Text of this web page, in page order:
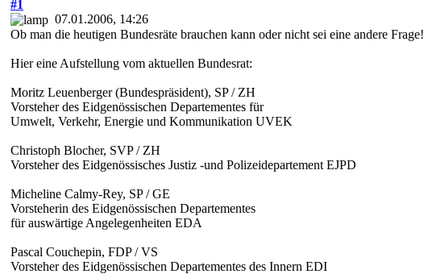
#1
07.01.2006, 14:26
Ob man die heutigen Bundesräte brauchen kann oder nicht sei eine andere Frage!
Hier eine Aufstellung vom aktuellen Bundesrat:
Moritz Leuenberger (Bundespräsident), SP / ZH
Vorsteher des Eidgenössischen Departementes für
Umwelt, Verkehr, Energie und Kommunikation UVEK
Christoph Blocher, SVP / ZH
Vorsteher des Eidgenössisches Justiz -und Polizeidepartement EJPD
Micheline Calmy-Rey, SP / GE
Vorsteherin des Eidgenössischen Departementes
für auswärtige Angelegenheiten EDA
Pascal Couchepin, FDP / VS
Vorsteher des Eidgenössischen Departementes des Innern EDI